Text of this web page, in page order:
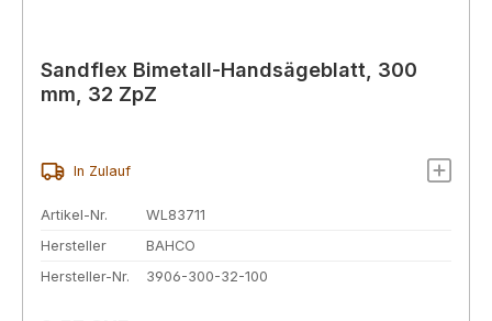
Sandflex Bimetall-Handsägeblatt, 300
mm, 32 ZpZ
In Zulauf
Artikel-Nr.
WL83711
Hersteller
BAHCO
Hersteller-Nr.
3906-300-32-100